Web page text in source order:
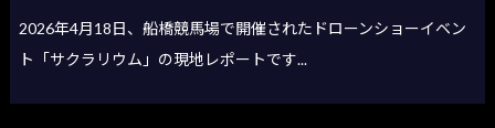
2026年4月18日、船橋競馬場で開催されたドローンショーイベン
ト「サクラリウム」の現地レポートです...